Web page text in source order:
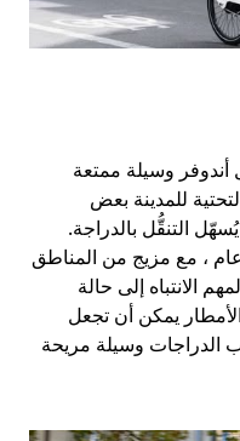
وسيلة ممتعة
للمدينة بعض
التنقُّل بالدراجة.
، مع مزيج من المناطق
الانتباه إلى حالة
يمكن أن تجعل
الدراجات وسيلة مريحة